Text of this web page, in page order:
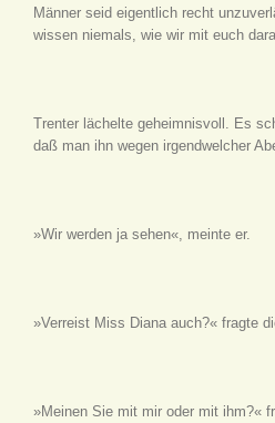
Männer seid eigentlich recht
wissen niemals, wie wir mit euch
Trenter lächelte geheimnisvoll. Es
daß man ihn wegen irgendwelcher
»Wir werden ja sehen«, meinte er.
»Verreist Miss Diana auch?« fragte
»Meinen Sie mit mir oder mit ihm?«